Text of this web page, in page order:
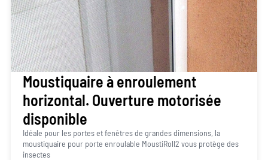
Moustiquaire à enroulement
horizontal. Ouverture motorisée
disponible
Idéale pour les portes et fenêtres de grandes dimensions, la
moustiquaire pour porte enroulable MoustiRoll2 vous protège des
insectes